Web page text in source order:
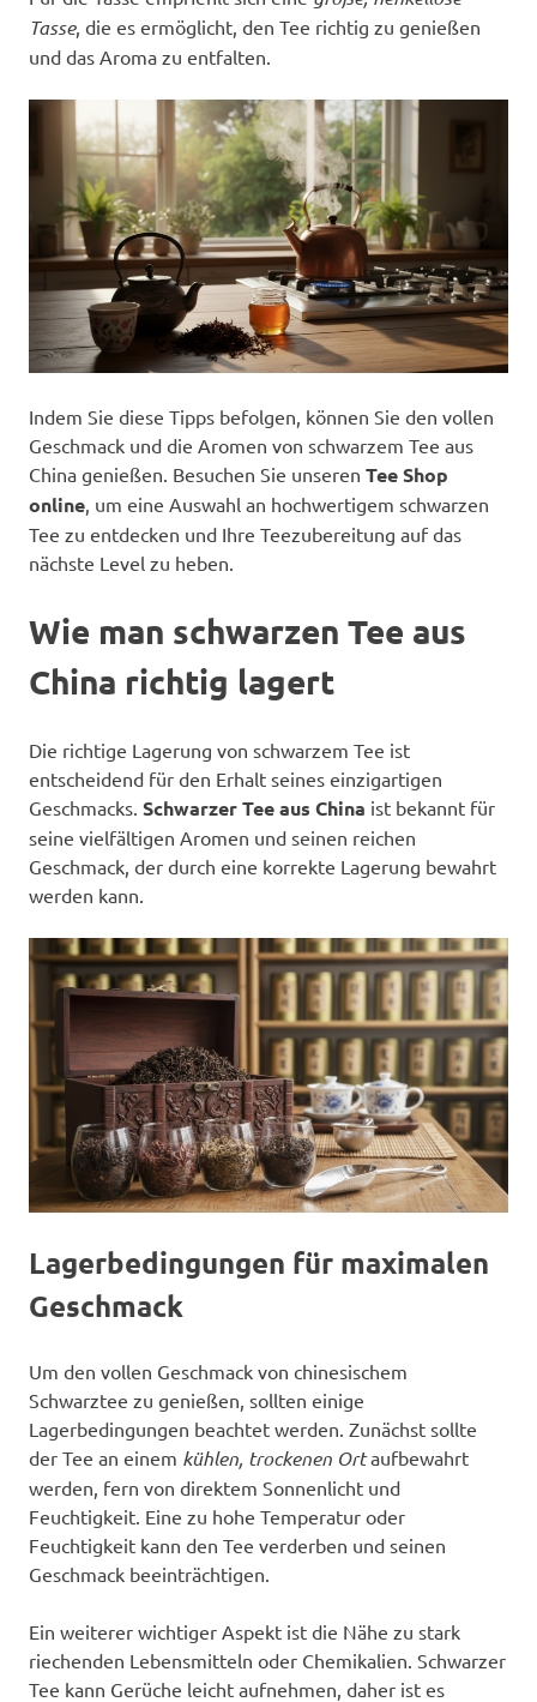
Tasse, die es ermöglicht, den Tee richtig zu genießen
und das Aroma zu entfalten.
Indem Sie diese Tipps befolgen, können Sie den vollen
Geschmack und die Aromen von schwarzem Tee aus
China genießen. Besuchen Sie unseren Tee Shop
online, um eine Auswahl an hochwertigem schwarzen
Tee zu entdecken und Ihre Teezubereitung auf das
nächste Level zu heben.
Wie man schwarzen Tee aus
China richtig lagert
Die richtige Lagerung von schwarzem Tee ist
entscheidend für den Erhalt seines einzigartigen
Geschmacks. Schwarzer Tee aus China ist bekannt für
seine vielfältigen Aromen und seinen reichen
Geschmack, der durch eine korrekte Lagerung bewahrt
werden kann.
Lagerbedingungen für maximalen
Geschmack
Um den vollen Geschmack von chinesischem
Schwarztee zu genießen, sollten einige
Lagerbedingungen beachtet werden. Zunächst sollte
der Tee an einem kühlen, trockenen Ortaufbewahrt
werden, fern von direktem Sonnenlicht und
Feuchtigkeit. Eine zu hohe Temperatur oder
Feuchtigkeit kann den Tee verderben und seinen
Geschmack beeinträchtigen.
Ein weiterer wichtiger Aspekt ist die Nähe zu stark
riechenden Lebensmitteln oder Chemikalien. Schwarzer
Tee kann Gerüche leicht aufnehmen, daher ist es